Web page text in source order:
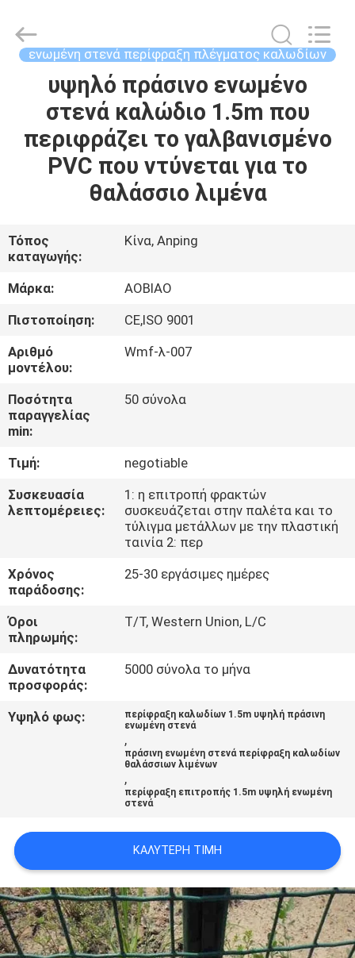
ΣΠΊΤΙ
ΠΡΟΪΌΝΤΑ
ΠΕΡΊΠΟΥ
ΓΎΡΟΣ
ΕΡΓΟΣΤΑΣΊΩΝ
ΠΟΙΟΤΙΚΌΣ
ΈΛΕΓΧΟΣ
ΜΑΣ
ΣΕ
ΕΠΑΦΉ
ΕΙΔΉΣΕΙΣ
ΖΗΤΉΣΤΕ
ΑΠΌΣΠΑΣΜΑ
SITEMAP
Products
Co.,Ltd.
Rights ενωμένη στενά περίφραξη πλέγματος καλωδίων
υψηλό πράσινο ενωμένο
στενά καλώδιο 1.5m που
περιφράζει το γαλβανισμένο
PVC που ντύνεται για το
θαλάσσιο λιμένα
Τόπος
καταγωγής:
Κίνα, Anping
Μάρκα:
AOBIAO
Πιστοποίηση:
CE,ISO 9001
Αριθμό
μοντέλου:
Wmf-λ-007
Ποσότητα
παραγγελίας
min:
50 σύνολα
Τιμή:
negotiable
Συσκευασία
λεπτομέρειες:
1: η επιτροπή φρακτών
συσκευάζεται στην παλέτα και το
τύλιγμα μετάλλων με την πλαστική
ταινία 2: περ
Χρόνος
παράδοσης:
25-30 εργάσιμες ημέρες
Όροι
πληρωμής:
T/T, Western Union, L/C
Δυνατότητα
προσφοράς:
5000 σύνολα το μήνα
Υψηλό φως:
περίφραξη καλωδίων 1.5m υψηλή πράσινη
ενωμένη στενά
,
πράσινη ενωμένη στενά περίφραξη καλωδίων
θαλάσσιων λιμένων
,
περίφραξη επιτροπής 1.5m υψηλή ενωμένη
στενά
ΚΑΛΎΤΕΡΗ ΤΙΜΉ